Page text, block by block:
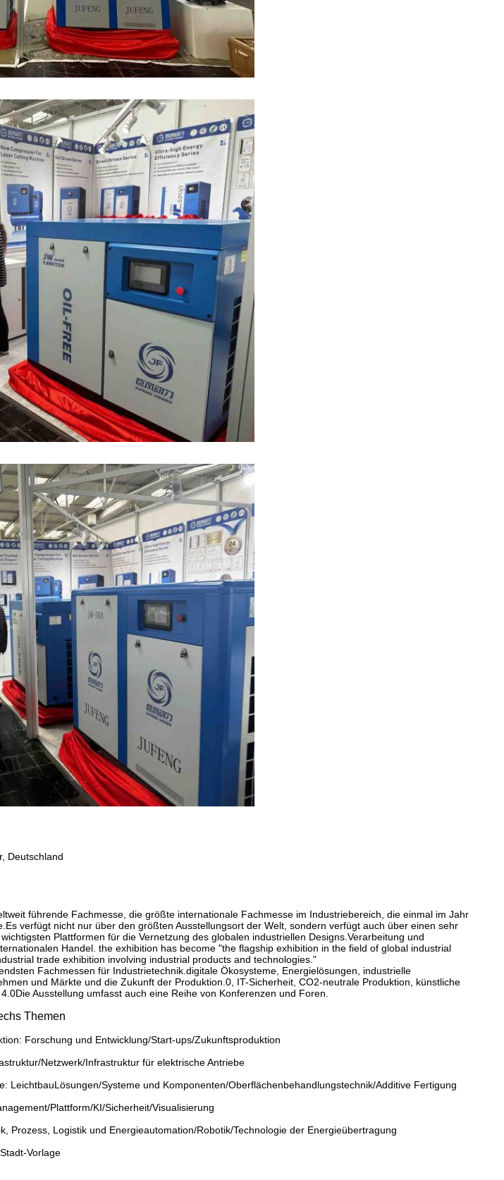
Deutschland
führende Fachmesse, die größte internationale Fachmesse im Industriebereich, die einmal im Jahr
verfügt nicht nur über den größten Ausstellungsort der Welt, sondern verfügt auch über einen sehr
Plattformen für die Vernetzung des globalen industriellen Designs.Verarbeitung und
Handel. the exhibition has become "the flagship exhibition in the field of global industrial
trade exhibition involving industrial products and technologies."
Fachmessen für Industrietechnik.digitale Ökosysteme, Energielösungen, industrielle
und Märkte und die Zukunft der Produktion.0, IT-Sicherheit, CO2-neutrale Produktion, künstliche
Ausstellung umfasst auch eine Reihe von Konferenzen und Foren.
Themen
Forschung und Entwicklung/Start-ups/Zukunftsproduktion
Netzwerk/Infrastruktur für elektrische Antriebe
Leichtbau­Lösungen/Systeme und Komponenten/Oberflächenbehandlungstechnik/Additive Fertigung
Plattform/KI/Sicherheit/Visualisierung
Prozess, Logistik und Energieautomation/Robotik/Technologie der Energieübertragung
Vorlage